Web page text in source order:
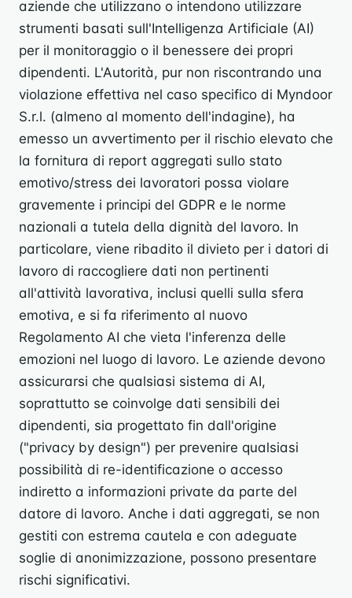
aziende che utilizzano o intendono utilizzare
strumenti basati sull'Intelligenza Artificiale (AI)
per il monitoraggio o il benessere dei propri
dipendenti. L'Autorità, pur non riscontrando una
violazione effettiva nel caso specifico di Myndoor
S.r.l. (almeno al momento dell'indagine), ha
emesso un avvertimento per il rischio elevato che
la fornitura di report aggregati sullo stato
emotivo/stress dei lavoratori possa violare
gravemente i principi del GDPR e le norme
nazionali a tutela della dignità del lavoro. In
particolare, viene ribadito il divieto per i datori di
lavoro di raccogliere dati non pertinenti
all'attività lavorativa, inclusi quelli sulla sfera
emotiva, e si fa riferimento al nuovo
Regolamento AI che vieta l'inferenza delle
emozioni nel luogo di lavoro. Le aziende devono
assicurarsi che qualsiasi sistema di AI,
soprattutto se coinvolge dati sensibili dei
dipendenti, sia progettato fin dall'origine
("privacy by design") per prevenire qualsiasi
possibilità di re-identificazione o accesso
indiretto a informazioni private da parte del
datore di lavoro. Anche i dati aggregati, se non
gestiti con estrema cautela e con adeguate
soglie di anonimizzazione, possono presentare
rischi significativi.